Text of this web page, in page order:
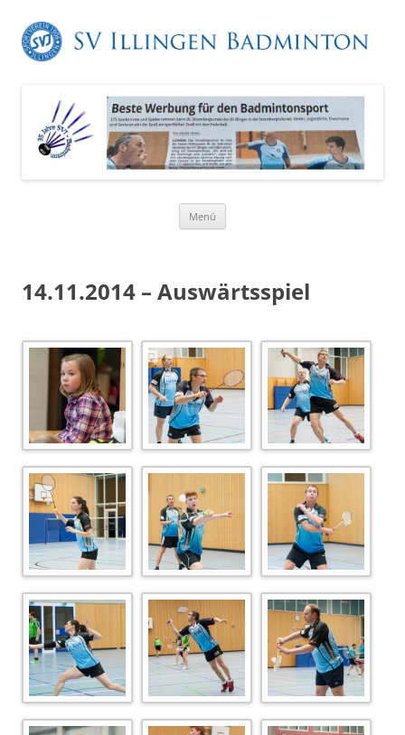
Menü
14.11.2014 – Auswärtsspiel